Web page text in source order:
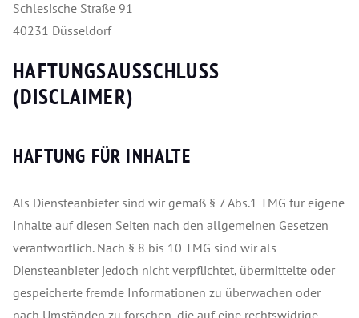
Schlesische Straße 91
40231 Düsseldorf
HAFTUNGSAUSSCHLUSS
(DISCLAIMER)
HAFTUNG FÜR INHALTE
Als Diensteanbieter sind wir gemäß § 7 Abs.1 TMG für eigene
Inhalte auf diesen Seiten nach den allgemeinen Gesetzen
verantwortlich. Nach § 8 bis 10 TMG sind wir als
Diensteanbieter jedoch nicht verpflichtet, übermittelte oder
gespeicherte fremde Informationen zu überwachen oder
nach Umständen zu forschen, die auf eine rechtswidrige